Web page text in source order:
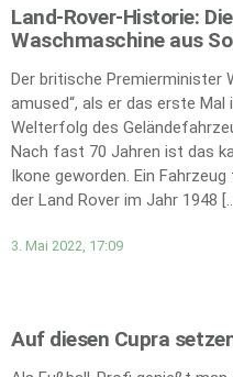
Land-Rover-Historie:
Waschmaschine aus
Der britische Premierminister
amused“, als er das erste Mal
Welterfolg des
Nach fast 70 Jahren ist das
Ikone geworden. Ein
der Land Rover im Jahr 1948
3. Mai 2022, 17:09
Auf diesen Cupra